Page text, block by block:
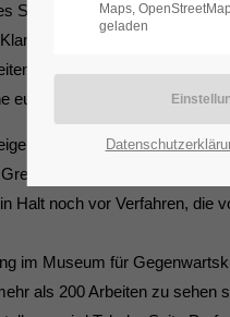
Spiels mit dem Publikum
Shops oder
spiegelt sich in ihren
europäische Länder
Regeln. Sie fordern
zu erkunden und
Halt noch vor Verfahren, die
im Museum für
als 200 Arbeiten zu sehen
Maps,
geladen